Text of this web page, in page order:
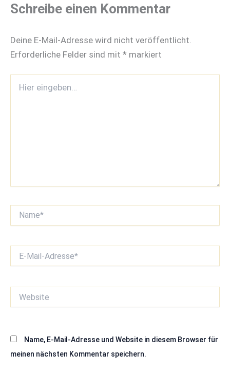
Schreibe einen Kommentar
Deine E-Mail-Adresse wird nicht veröffentlicht.
Erforderliche Felder sind mit * markiert
eingeben…
Mail-
Name, E-Mail-Adresse und Website in diesem Browser für
meinen nächsten Kommentar speichern.